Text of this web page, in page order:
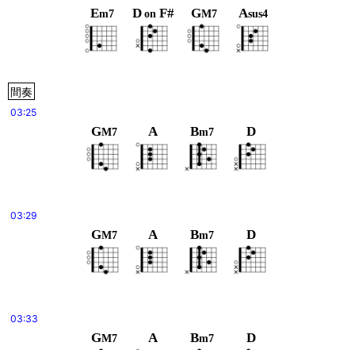
Em7 D on F# GM7 Asus4
間奏
03:25
GM7 A Bm7 D
03:29
GM7 A Bm7 D
03:33
GM7 A Bm7 D